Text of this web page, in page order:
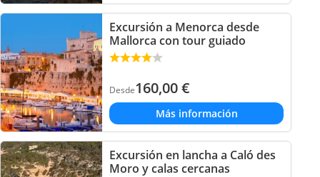
Excursión a Menorca desde
Mallorca con tour guiado
Desde160,00€
Más información
Excursión en lancha a Caló des
Moro y calas cercanas